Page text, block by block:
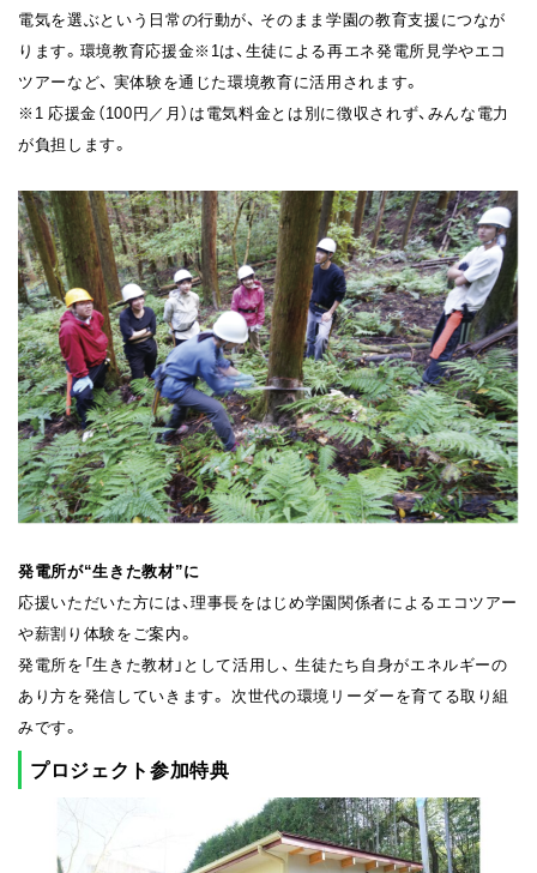
電気を選ぶという日常の行動が、 そのまま学園の教育支援につなが
ります。環境教育応援金※1は、生徒による再エネ発電所見学やエコ
ツアーなど、 実体験を通じた環境教育に活用されます。
※1 応援金（100円／月）は電気料金とは別に徴収されず、みんな電力
が負担します。
発電所が“生きた教材”に
応援いただいた方には、理事長をはじめ学園関係者によるエコツアー
や薪割り体験をご案内。
発電所を「生きた教材」として活用し、 生徒たち自身がエネルギーの
あり方を発信していきます。 次世代の環境リーダーを育てる取り組
みです。
プロジェクト参加特典